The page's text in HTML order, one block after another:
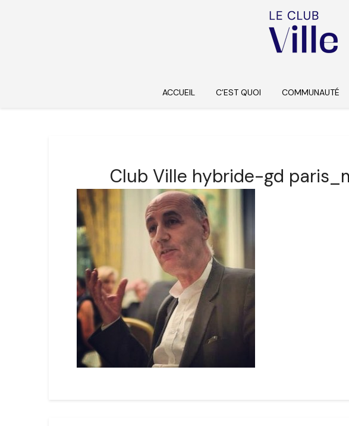
ACCUEIL C’EST QUOI COMMUNAUTÉ
Club Ville hybride-gd